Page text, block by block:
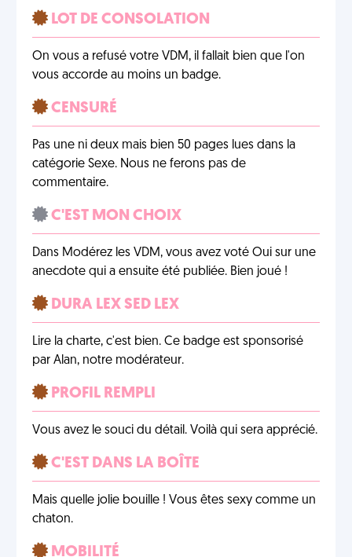
LOT DE CONSOLATION
On vous a refusé votre VDM, il fallait bien que l'on
vous accorde au moins un badge.
CENSURÉ
Pas une ni deux mais bien 50 pages lues dans la
catégorie Sexe. Nous ne ferons pas de
commentaire.
C'EST MON CHOIX
Dans Modérez les VDM, vous avez voté Oui sur une
anecdote qui a ensuite été publiée. Bien joué !
DURA LEX SED LEX
Lire la charte, c'est bien. Ce badge est sponsorisé
par Alan, notre modérateur.
PROFIL REMPLI
Vous avez le souci du détail. Voilà qui sera apprécié.
C'EST DANS LA BOÎTE
Mais quelle jolie bouille ! Vous êtes sexy comme un
chaton.
MOBILITÉ